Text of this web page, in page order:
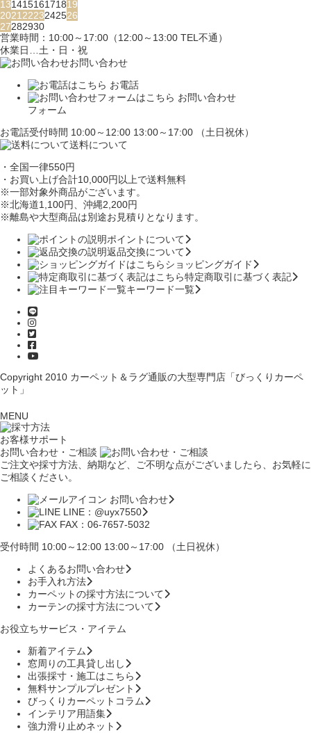
13141516171819
20212223242526
27282930
営業時間：10:00～17:00（12:00～13:00 TEL不通）
休業日…土・日・祝
お問い合わせ
お電話
お問い合わせ
フォーム
お電話受付時間 10:00～12:00 13:00～17:00 （土日祝休）
送料について
・全国一律550円
・お買い上げ合計10,000円 以上で送料無料
※一部対象外商品がございます。
※北海道1,100円、沖縄2,200円
※離島や大型商品は別途お見積りとなります。
ポイントについて
返品交換について
ショッピングガイド
特定商取引に基づく表記
キーワード一覧
Copyright 2010 カーペット＆ラグ通販の大型専門店「びっくりカーペ
ット」
MENU
お客様サポート
お問い合わせ・ご相談
ご注文や採寸方法、納期など、ご不明な点がございましたら、お気軽に
ご相談ください。
お問い合わせ
LINE：@uyx7550
FAX：06-7657-5032
受付時間 10:00～12:00 13:00～17:00 （土日祝休）
よくあるお問い合わせ
お手入れ方法
カーペットの採寸方法について
カーテンの採寸方法について
お役立ちサービス・アイテム
新着アイテム
窓周りの工具貸し出し
出張採寸・施工はこちら
無料サンプルプレゼント
びっくりカーペットコラム
インテリア用語集
強力滑り止めネット